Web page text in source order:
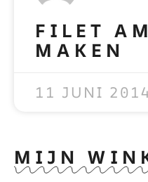
FILET
MAKEN
11 JUNI
MIJN